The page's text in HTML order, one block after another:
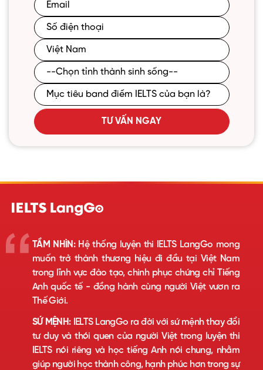
TƯ VẤN NGAY
TẦM NHÌN:Hệ thống luyện thi IELTS LangGo mong
muốn trở thành thương hiệu đi đầu tại Việt Nam
trong lĩnh vực đào tạo, chinh phục chứng chỉ Tiếng
Anh quốc tế - đồng hành cùng người Việt vươn ra
Thế Giới.
SỨ MỆNH:IELTS LangGo ra đời với sứ mệnh thay đổi
tư duy và thói quen của người Việt trong luyện thi
IELTS nói riêng và học tiếng Anh nói chung, nhằm
giúp người học thành công, hạnh phúc hơn trong sự